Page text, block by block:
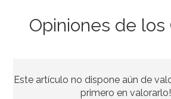
12,95€
Opiniones de los
Este artículo no dispone aún de
primero en valorarlo!